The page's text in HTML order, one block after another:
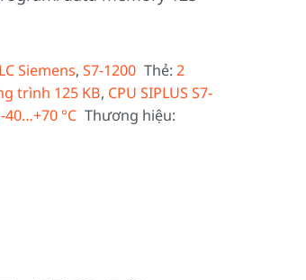
Siemens, S7-1200 Thẻ:2
trình 125 KB, CPU SIPLUS S7-
°C Thương hiệu: